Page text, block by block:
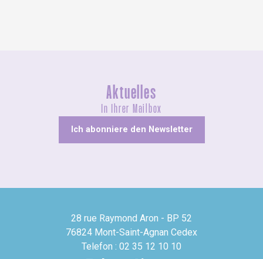
Aktuelles
In Ihrer Mailbox
Ich abonniere den Newsletter
28 rue Raymond Aron - BP 52
76824 Mont-Saint-Agnan Cedex
Telefon : 02 35 12 10 10